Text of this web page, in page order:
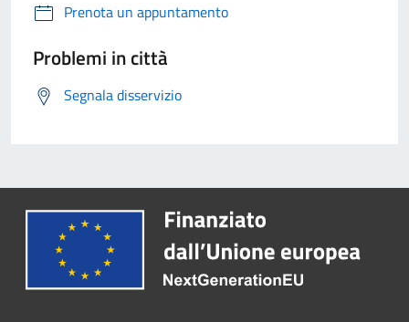
Prenota un appuntamento
Problemi in città
Segnala disservizio